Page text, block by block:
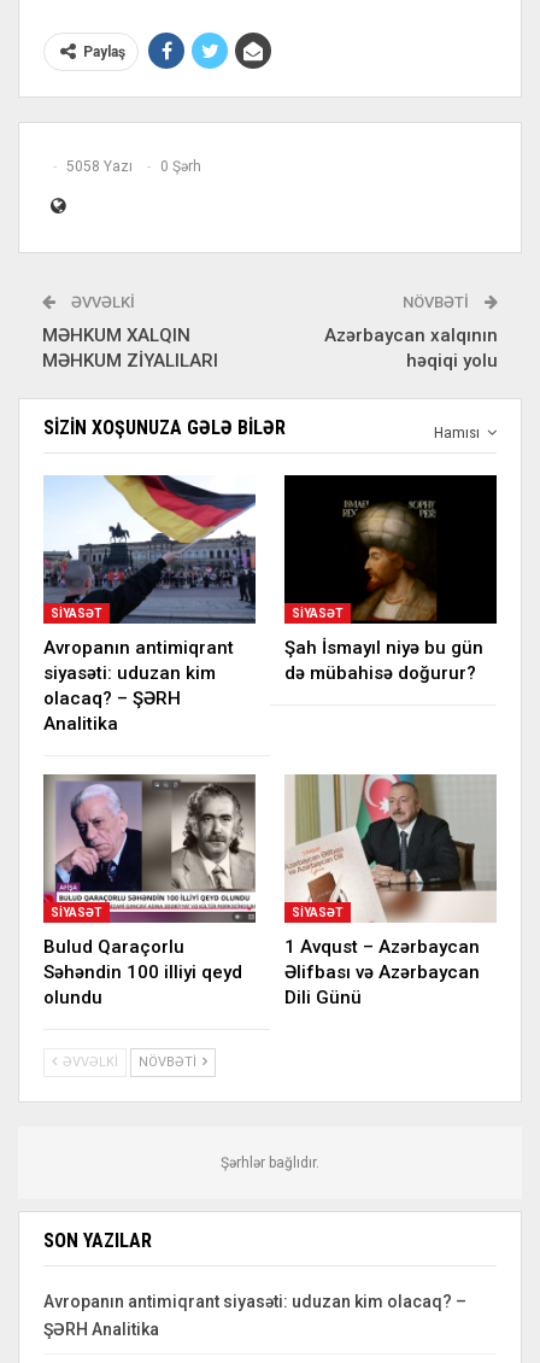
Paylaş
5058 Yazı 0 Şərh
ƏVVƏLKI
MƏHKUM XALQIN
MƏHKUM ZİYALILARI
NÖVBƏTI
Azərbaycan xalqının
həqiqi yolu
Hamısı
SIZIN XOŞUNUZA GƏLƏ BILƏR
SIYASƏT
Avropanın antimiqrant
siyasəti: uduzan kim
olacaq? – ŞƏRH
Analitika
SIYASƏT
Şah İsmayıl niyə bu gün
də mübahisə doğurur?
SIYASƏT
Bulud Qaraçorlu
Səhəndin 100 illiyi qeyd
olundu
SIYASƏT
1 Avqust – Azərbaycan
Əlifbası və Azərbaycan
Dili Günü
ƏVVƏLKI NÖVBƏTI
Şərhlər bağlıdır.
SON YAZILAR
Avropanın antimiqrant siyasəti: uduzan kim olacaq? –
ŞƏRH Analitika